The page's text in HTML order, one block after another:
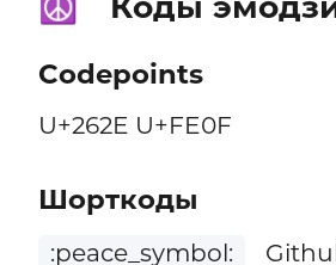
Codepoints
U+262E U+FE0F
Шорткоды
:peace_symbol: